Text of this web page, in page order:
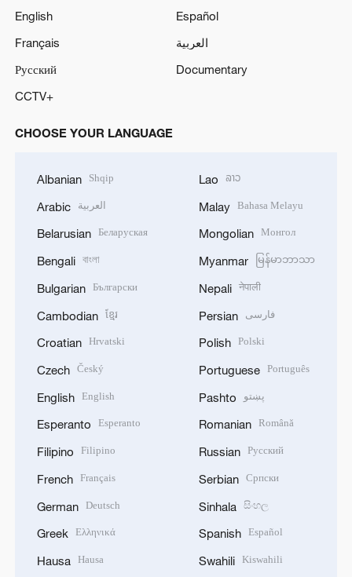
English
Español
Français
العربية
Русский
Documentary
CCTV+
CHOOSE YOUR LANGUAGE
Albanian Shqip
Arabic العربية
Belarusian Беларуская
Bengali বাংলা
Bulgarian Български
Cambodian ខ្មែរ
Croatian Hrvatski
Czech Český
English English
Esperanto Esperanto
Filipino Filipino
French Français
German Deutsch
Greek Ελληνικά
Hausa Hausa
Lao ລາວ
Malay Bahasa Melayu
Mongolian Монгол
Myanmar မြန်မာဘာသာ
Nepali नेपाली
Persian فارسی
Polish Polski
Portuguese Português
Pashto پښتو
Romanian Română
Russian Русский
Serbian Српски
Sinhala සිංහල
Spanish Español
Swahili Kiswahili